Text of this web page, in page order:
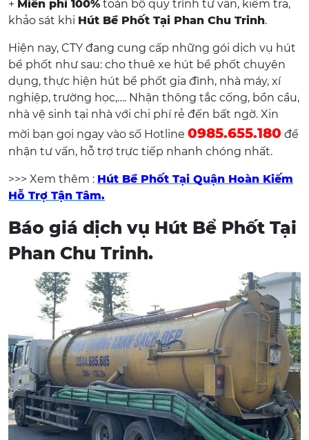
+ Miễn phí 100% toàn bộ quy trình tư vấn, kiểm tra,
khảo sát khi Hút Bể Phốt Tại Phan Chu Trinh.
Hiện nay, CTY đang cung cấp những gói dịch vụ hút
bể phốt như sau: cho thuê xe hút bể phốt chuyên
dụng, thực hiện hút bể phốt gia đình, nhà máy, xí
nghiệp, trường học,…. Nhận thông tắc cống, bồn cầu,
nhà vệ sinh tại nhà với chi phí rẻ đến bất ngờ. Xin
mời bạn gọi ngay vào số Hotline 0985.655.180 để
nhận tư vấn, hỗ trợ trực tiếp nhanh chóng nhất.
>>> Xem thêm : Hút Bể Phốt Tại Quận Hoàn Kiếm
Hỗ Trợ Tận Tâm.
Báo giá dịch vụ Hút Bể Phốt Tại
Phan Chu Trinh.